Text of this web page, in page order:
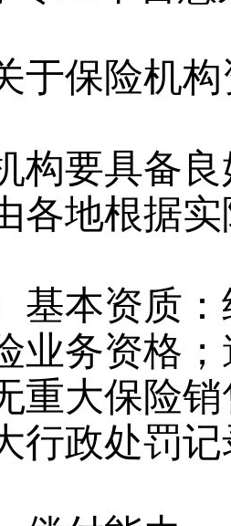
保险机构
要具备良
各地根据
本资质：
业务资格
重大保险
行政处罚